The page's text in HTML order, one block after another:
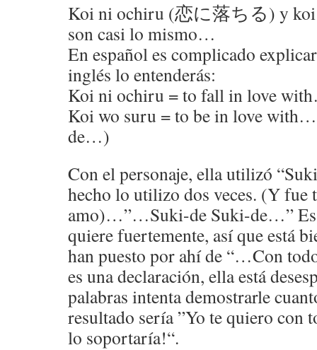
Koi ni ochiru (恋に落ちる) y
son casi lo mismo…
En español es complicado
inglés lo entenderás:
Koi ni ochiru = to fall in love
Koi wo suru = to be in love
de…)
Con el personaje, ella utilizó
hecho lo utilizo dos veces. (Y fue
amo)…”…Suki-de Suki-de…” Es
quiere fuertemente, así que está
han puesto por ahí de “…Con
es una declaración, ella está
palabras intenta demostrarle
resultado sería ”Yo te quiero con
lo soportaría!“.